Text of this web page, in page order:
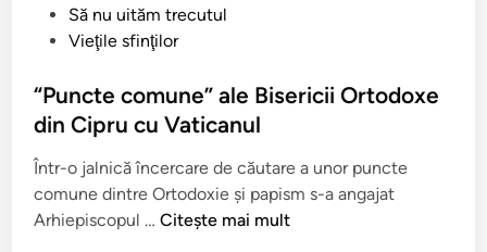
c
a
î
n
Să nu uităm trecutul
Vieţile sfinţilor
“Puncte comune” ale Bisericii Ortodoxe
din Cipru cu Vaticanul
Într-o jalnică încercare de căutare a unor puncte
comune dintre Ortodoxie şi papism s-a angajat
Arhiepiscopul …“
Citește mai mult